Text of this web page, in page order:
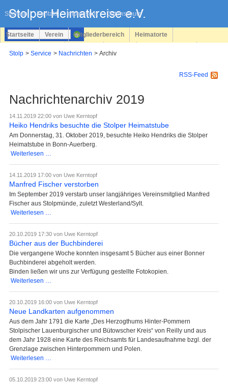
Sitemap Kontakt Impressum Datenschutz
überspringen
Startseite Verein Mitgliederbereich Heimatorte
Stolp Service Nachrichten Archiv
RSS-Feed
Nachrichtenarchiv 2019
14.11.2019 22:00 von Uwe Kerntopf
Heiko Hendriks besuchte die Stolper Heimatstube
Am Donnerstag, 31. Oktober 2019, besuchte Heiko Hendriks die Stolper
Heimatstube in Bonn-Auerberg.
Weiterlesen …
besuchte
die
14.11.2019 17:00 von Uwe Kerntopf
Manfred Fischer verstorben
Im September 2019 verstarb unser langjähriges Vereinsmitglied Manfred
Fischer aus Stolpmünde, zuletzt Westerland/Sylt.
Weiterlesen …
verstorben
20.10.2019 17:30 von Uwe Kerntopf
Bücher aus der Buchbinderei
Die vergangene Woche konnten insgesamt 5 Bücher aus einer Bonner
Buchbinderei abgeholt werden.
Binden ließen wir uns zur Verfügung gestellte Fotokopien.
Weiterlesen …
der
Buchbinderei
20.10.2019 16:00 von Uwe Kerntopf
Neue Landkarten aufgenommen
Aus dem Jahr 1791 die Karte „Des Herzogthums Hinter-Pommern
Stolpischer Lauenburgischer und Bütowscher Kreis“ von Reilly und aus
dem Jahr 1928 eine Karte des Reichsamts für Landesaufnahme bzgl. der
Grenzlage zwischen Hinterpommern und Polen.
Weiterlesen …
aufgenommen
05.10.2019 23:00 von Uwe Kerntopf